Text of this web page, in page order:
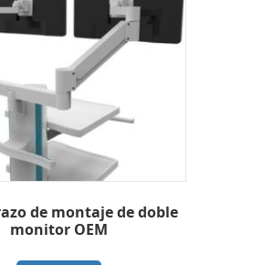
de montaje de doble
monitor OEM